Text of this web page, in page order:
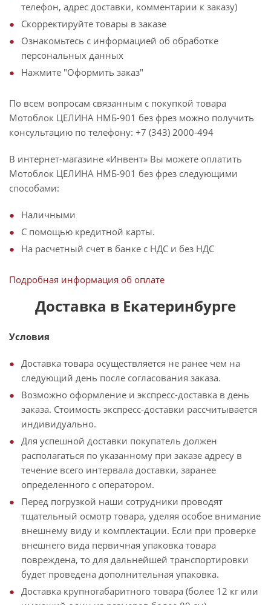
телефон, адрес доставки, комментарии к заказу)
Скорректируйте товары в заказе
Ознакомьтесь с информацией об обработке
персональных данных
Нажмите "Оформить заказ"
По всем вопросам связанным с покупкой товара
Мотоблок ЦЕЛИНА НМБ-901 без фрез можно получить
консультацию по телефону: +7 (343) 2000-494
В интернет-магазине «Инвент» Вы можете оплатить
Мотоблок ЦЕЛИНА НМБ-901 без фрез следующими
способами:
Наличными
С помощью кредитной карты.
На расчетный счет в банке с НДС и без НДС
Подробная информация об оплате
Доставка в Екатеринбурге
Условия
Доставка товара осуществляется не ранее чем на
следующий день после согласования заказа.
Возможно оформление и экспресс-доставка в день
заказа. Стоимость экспресс-доставки рассчитывается
индивидуально.
Для успешной доставки покупатель должен
располагаться по указанному при заказе адресу в
течение всего интервала доставки, заранее
определенного с оператором.
Перед погрузкой наши сотрудники проводят
тщательный осмотр товара, уделяя особое внимание
внешнему виду и комплектации. Если при проверке
внешнего вида первичная упаковка товара
повреждена, то для дальнейшей транспортировки
будет проведена дополнительная упаковка.
Доставка крупногабаритного товара (более 12 кг или